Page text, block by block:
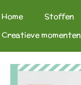
Home Stoffen
Creatieve momenten